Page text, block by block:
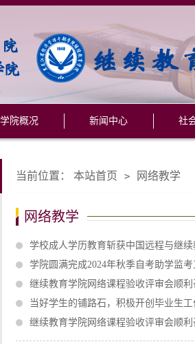
学院概况 新闻中心 社
当前位置： 本站首页 > 网络教学
网络教学
学校成人学历教育斩获中国远程与继
学院圆满完成2024年秋季自考助学监
继续教育学院网络课程验收评审会顺利
当好学生的铺路石，积极开创毕业生工
继续教育学院网络课程验收评审会顺利